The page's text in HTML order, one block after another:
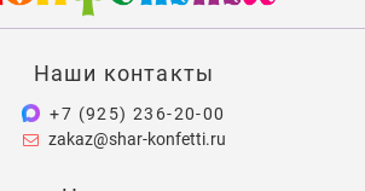
Наши контакты
+7 (925) 236-20-00
zakaz@shar-konfetti.ru